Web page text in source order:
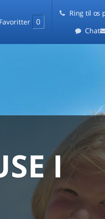
Favoritter 0
Ring til os
Chat
I
laveste pris
ét sted